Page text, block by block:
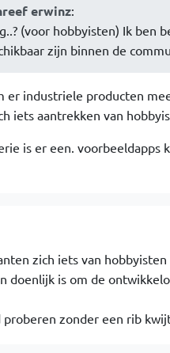
erwinz:
(voor hobbyisten) Ik ben
zijn binnen de
industriele producten
iets aantrekken van
is er een. voorbeeldapps
zich iets van hobbyisten
doenlijk is om de
zonder een rib